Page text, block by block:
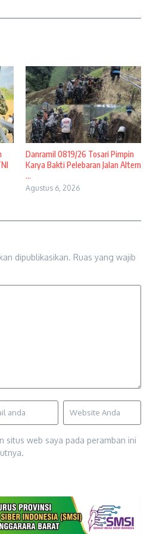
Danramil 0819/26 Tosari Pimpin
Karya Bakti Pelebaran Jalan Altern
...
Agustus 6, 2026
dipublikasikan. Ruas yang wajib
situs web saya pada peramban ini